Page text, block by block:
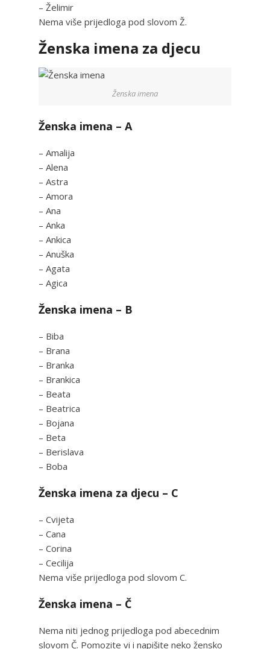
– Želimir
Nema više prijedloga pod slovom Ž.
Ženska imena za djecu
Ženska imena
Ženska imena – A
– Amalija
– Alena
– Astra
– Amora
– Ana
– Anka
– Ankica
– Anuška
– Agata
– Agica
Ženska imena – B
– Biba
– Brana
– Branka
– Brankica
– Beata
– Beatrica
– Bojana
– Beta
– Berislava
– Boba
Ženska imena za djecu – C
– Cvijeta
– Cana
– Corina
– Cecilija
Nema više prijedloga pod slovom C.
Ženska imena – Č
Nema niti jednog prijedloga pod abecednim
slovom Č. Pomozite vi i napišite neko žensko